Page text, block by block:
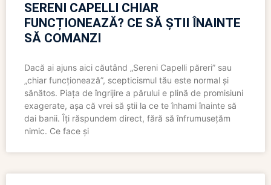
SERENI CAPELLI CHIAR
FUNCȚIONEAZĂ? CE SĂ ȘTII ÎNAINTE
SĂ COMANZI
Dacă ai ajuns aici căutând „Sereni Capelli păreri” sau
„chiar funcționează”, scepticismul tău este normal și
sănătos. Piața de îngrijire a părului e plină de promisiuni
exagerate, așa că vrei să știi la ce te înhami înainte să
dai banii. Îți răspundem direct, fără să înfrumusețăm
nimic. Ce face și